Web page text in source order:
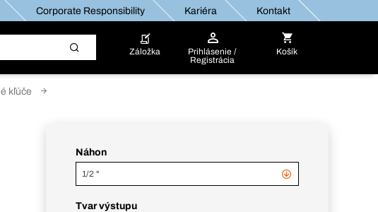
Corporate Responsibility Kariéra Kontakt
Záložka
Prihlásenie /
Registrácia
Košík
kľúče
Náhon
1/2 "
Tvar výstupu